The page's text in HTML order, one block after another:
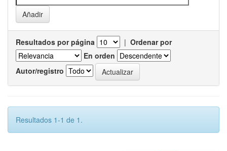
Resultados por página | Ordenar por
En orden
Autor/registro
Resultados 1-1 de 1.